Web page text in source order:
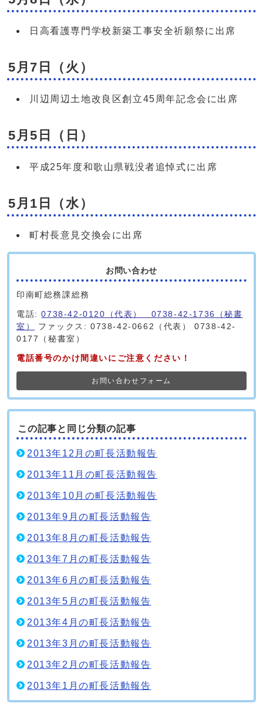
日高看護専門学校新築工事安全祈願祭に出席
5月7日（火）
川辺周辺土地改良区創立45周年記念会に出席
5月5日（日）
平成25年度和歌山県戦没者追悼式に出席
5月1日（水）
町村長意見交換会に出席
お問い合わせ
印南町総務課総務
電話:0738-42-0120（代表） 0738-42-1736（秘書
室）
ファックス: 0738-42-0662（代表） 0738-42-
0177（秘書室）
電話番号のかけ間違いにご注意ください！
お問い合わせフォーム
この記事と同じ分類の記事
2013年12月の町長活動報告
2013年11月の町長活動報告
2013年10月の町長活動報告
2013年9月の町長活動報告
2013年8月の町長活動報告
2013年7月の町長活動報告
2013年6月の町長活動報告
2013年5月の町長活動報告
2013年4月の町長活動報告
2013年3月の町長活動報告
2013年2月の町長活動報告
2013年1月の町長活動報告